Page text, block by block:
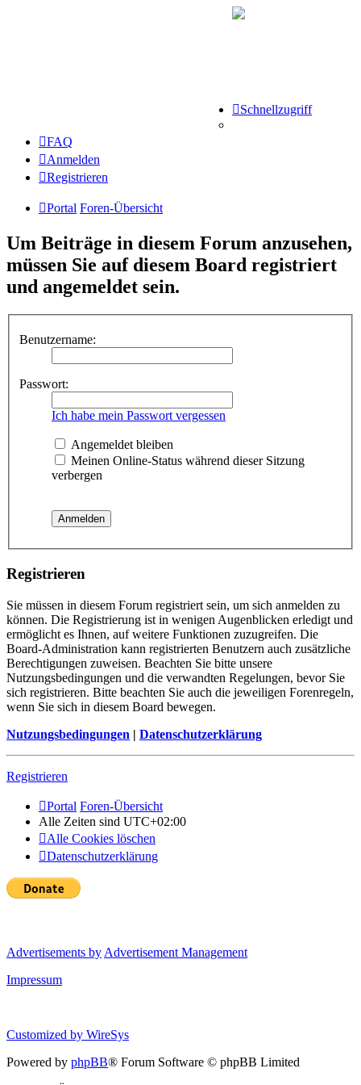
Schnellzugriff
FAQ
Anmelden
Registrieren
Portal Foren-Übersicht
Um Beiträge in diesem Forum anzusehen,
müssen Sie auf diesem Board registriert
und angemeldet sein.
Benutzername:
Passwort:
Ich habe mein Passwort vergessen
Angemeldet bleiben
Meinen Online-Status während dieser Sitzung
verbergen
Registrieren
Sie müssen in diesem Forum registriert sein, um sich anmelden zu
können. Die Registrierung ist in wenigen Augenblicken erledigt und
ermöglicht es Ihnen, auf weitere Funktionen zuzugreifen. Die
Board-Administration kann registrierten Benutzern auch zusätzliche
Berechtigungen zuweisen. Beachten Sie bitte unsere
Nutzungsbedingungen und die verwandten Regelungen, bevor Sie
sich registrieren. Bitte beachten Sie auch die jeweiligen Forenregeln,
wenn Sie sich in diesem Board bewegen.
Nutzungsbedingungen | Datenschutzerklärung
Registrieren
Portal Foren-Übersicht
Alle Zeiten sind UTC+02:00
Alle Cookies löschen
Datenschutzerklärung
Advertisements by Advertisement Management
Impressum
Customized by WireSys
Powered by phpBB® Forum Software © phpBB Limited